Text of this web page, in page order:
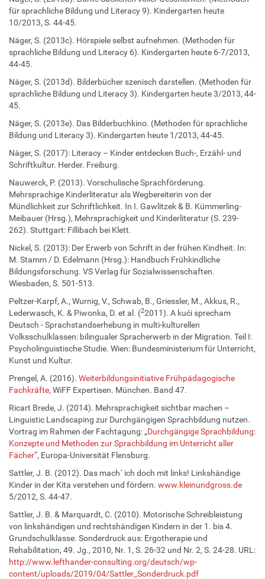
für sprachliche Bildung und Literacy 9). Kindergarten heute
10/2013, S. 44-45.
Näger, S. (2013c). Hörspiele selbst aufnehmen. (Methoden für
sprachliche Bildung und Literacy 6). Kindergarten heute 6-7/2013,
44-45.
Näger, S. (2013d). Bilderbücher szenisch darstellen. (Methoden für
sprachliche Bildung und Literacy 3). Kindergarten heute 3/2013, 44-
45.
Näger, S. (2013e). Das Bilderbuchkino. (Methoden für sprachliche
Bildung und Literacy 3). Kindergarten heute 1/2013, 44-45.
Näger, S. (2017): Literacy – Kinder entdecken Buch-, Erzähl- und
Schriftkultur. Herder. Freiburg.
Nauwerck, P. (2013). Vorschulische Sprachförderung.
Mehrsprachige Kinderliteratur als Wegbereiterin von der
Mündlichkeit zur Schriftlichkeit. In I. Gawlitzek & B. Kümmerling-
Meibauer (Hrsg.), Mehrsprachigkeit und Kinderliteratur (S. 239-
262). Stuttgart: Fillibach bei Klett.
Nickel, S. (2013): Der Erwerb von Schrift in der frühen Kindheit. In:
M. Stamm / D. Edelmann (Hrsg.): Handbuch Frühkindliche
Bildungsforschung. VS Verlag für Sozialwissenschaften.
Wiesbaden, S. 501-513.
Peltzer-Karpf, A., Wurnig, V., Schwab, B., Griessler, M., Akkus, R.,
Lederwasch, K. & Piwonka, D. et al. (22011). A kući sprecham
Deutsch - Sprachstandserhebung in multi-kulturellen
Volksschulklassen: bilingualer Spracherwerb in der Migration. Teil I:
Psycholinguistische Studie. Wien: Bundesministerium für Unterricht,
Kunst und Kultur.
Prengel, A. (2016). Weiterbildungsinitiative Frühpädagogische
Fachkräfte, WiFF Expertisen. München. Band 47.
Ricart Brede, J. (2014). Mehrsprachigkeit sichtbar machen –
Linguistic Landscaping zur Durchgängigen Sprachbildung nutzen.
Vortrag im Rahmen der Fachtagung: „Durchgängige Sprachbildung:
Konzepte und Methoden zur Sprachbildung im Unterricht aller
Fächer“, Europa-Universität Flensburg.
Sattler, J. B. (2012). Das mach´ ich doch mit links! Linkshändige
Kinder in der Kita verstehen und fördern. www.kleinundgross.de
5/2012, S. 44-47.
Sattler, J. B. & Marquardt, C. (2010). Motorische Schreibleistung
von linkshändigen und rechtshändigen Kindern in der 1. bis 4.
Grundschulklasse. Sonderdruck aus: Ergotherapie und
Rehabilitation, 49. Jg., 2010, Nr. 1, S. 26-32 und Nr. 2, S. 24-28. URL:
http://www.lefthander-consulting.org/deutsch/wp-
content/uploads/2019/04/Sattler_Sonderdruck.pdf